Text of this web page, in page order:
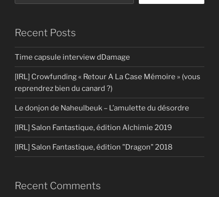
Recent Posts
Time capsule interview dDamage
[IRL] Crowfunding « Retour A La Case Mémoire » (vous
reprendrez bien du canard ?)
Le donjon de Naheulbeuk – L’amulette du désordre
[IRL] Salon Fantastique, édition Alchimie 2019
[IRL] Salon Fantastique, édition "Dragon" 2018
Recent Comments